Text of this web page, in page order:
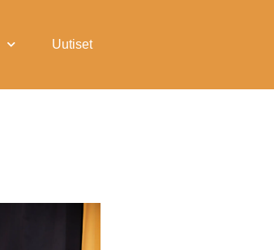
Uutiset